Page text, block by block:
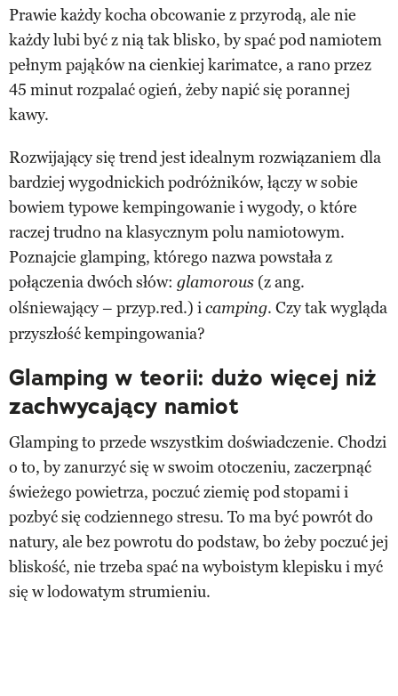
Prawie każdy kocha obcowanie z przyrodą, ale nie
każdy lubi być z nią tak blisko, by spać pod namiotem
pełnym pająków na cienkiej karimatce, a rano przez
45 minut rozpalać ogień, żeby napić się porannej
kawy.
Rozwijający się trend jest idealnym rozwiązaniem dla
bardziej wygodnickich podróżników, łączy w sobie
bowiem typowe kempingowanie i wygody, o które
raczej trudno na klasycznym polu namiotowym.
Poznajcie glamping, którego nazwa powstała z
połączenia dwóch słów: glamorous (z ang.
olśniewający – przyp.red.) icamping. Czy tak wygląda
przyszłość kempingowania?
Glamping w teorii: dużo więcej niż
zachwycający namiot
Glamping to przede wszystkim doświadczenie. Chodzi
o to, by zanurzyć się w swoim otoczeniu, zaczerpnąć
świeżego powietrza, poczuć ziemię pod stopami i
pozbyć się codziennego stresu. To ma być powrót do
natury, ale bez powrotu do podstaw, bo żeby poczuć jej
bliskość, nie trzeba spać na wyboistym klepisku i myć
się w lodowatym strumieniu.